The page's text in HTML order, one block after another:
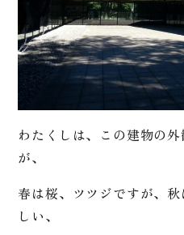
わたくしは、この建物の
が、
春は桜、ツツジですが、
しい、